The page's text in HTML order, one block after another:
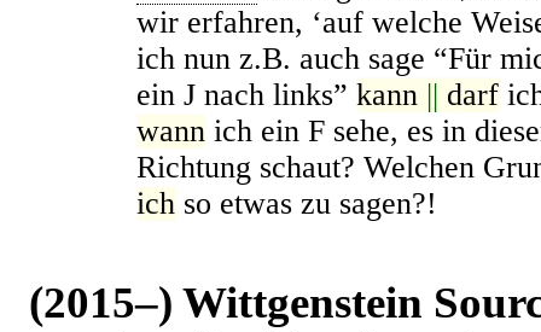
wir erfahren, ‘auf welche
ich nun z.B. auch sage “Für
ein J nach links” kann || darf
wann ich ein F sehe, es in
Richtung schaut? Welchen
ich so etwas zu sagen?!
(2015–) Wittgenstein